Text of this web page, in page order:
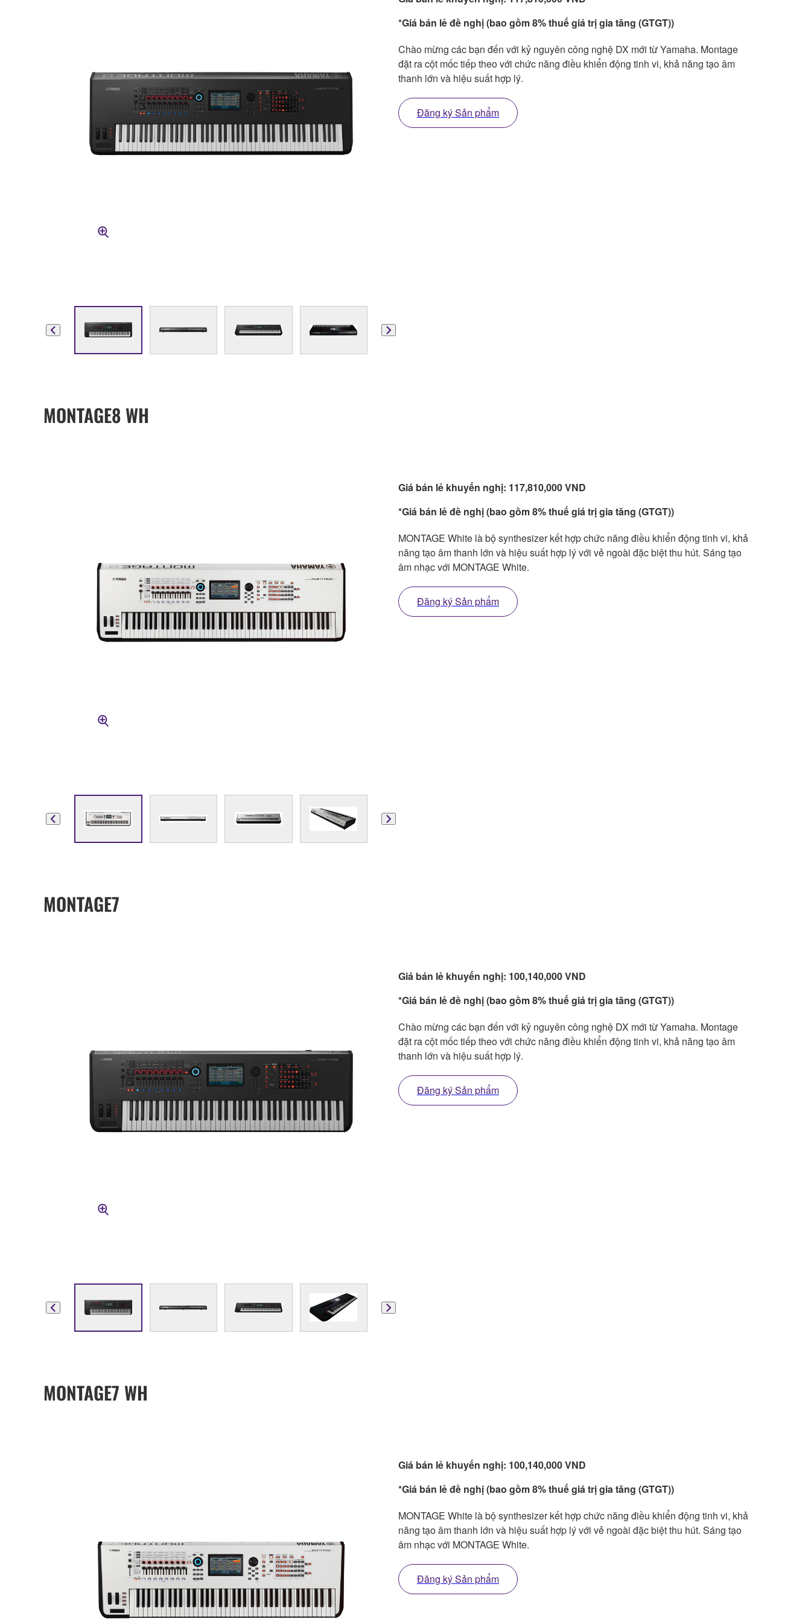
*Giá bán lẻ đề nghị (bao gồm 8% thuế giá trị gia tăng (GTGT))
Chào mừng các bạn đến với kỷ nguyên công nghệ DX mới từ Yamaha. Montage
đặt ra cột mốc tiếp theo với chức năng điều khiển động tinh vi, khả năng tạo âm
thanh lớn và hiệu suất hợp lý.
Đăng ký Sản phẩm
MONTAGE8 WH
Giá bán lẻ khuyến nghị: 117,810,000 VND
*Giá bán lẻ đề nghị (bao gồm 8% thuế giá trị gia tăng (GTGT))
MONTAGE White là bộ synthesizer kết hợp chức năng điều khiển động tinh vi, khả
năng tạo âm thanh lớn và hiệu suất hợp lý với vẻ ngoài đặc biệt thu hút. Sáng tạo
âm nhạc với MONTAGE White.
Đăng ký Sản phẩm
MONTAGE7
Giá bán lẻ khuyến nghị: 100,140,000 VND
*Giá bán lẻ đề nghị (bao gồm 8% thuế giá trị gia tăng (GTGT))
Chào mừng các bạn đến với kỷ nguyên công nghệ DX mới từ Yamaha. Montage
đặt ra cột mốc tiếp theo với chức năng điều khiển động tinh vi, khả năng tạo âm
thanh lớn và hiệu suất hợp lý.
Đăng ký Sản phẩm
MONTAGE7 WH
Giá bán lẻ khuyến nghị: 100,140,000 VND
*Giá bán lẻ đề nghị (bao gồm 8% thuế giá trị gia tăng (GTGT))
MONTAGE White là bộ synthesizer kết hợp chức năng điều khiển động tinh vi, khả
năng tạo âm thanh lớn và hiệu suất hợp lý với vẻ ngoài đặc biệt thu hút. Sáng tạo
âm nhạc với MONTAGE White.
Đăng ký Sản phẩm